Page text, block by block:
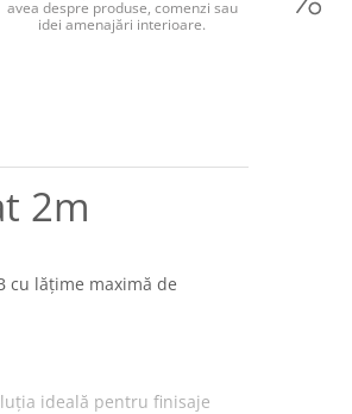
avea despre produse, comenzi sau
idei amenajări interioare.
2m
cu lățime maximă de
ideală pentru finisaje